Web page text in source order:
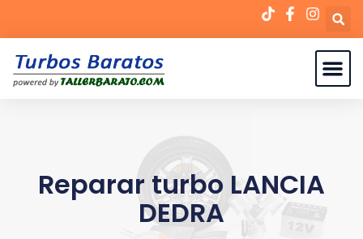
Reparar turbo LANCIA
DEDRA